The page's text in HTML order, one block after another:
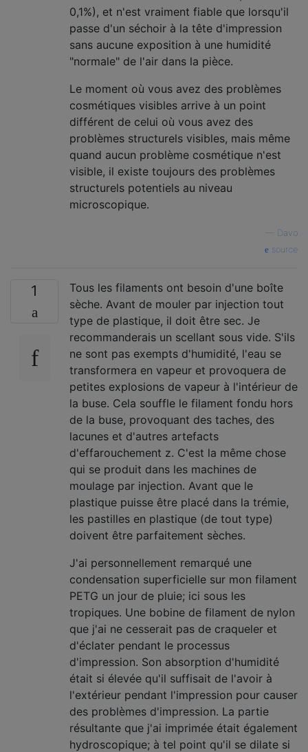
0,1%), et n'est vraiment fiable que lorsqu'il
passe d'un séchoir à la tête d'impression
sans aucune exposition à une humidité
"normale" de l'air dans la pièce.
Le moment où vous avez des problèmes
cosmétiques visibles arrive à un point
différent de celui où vous avez des
problèmes structurels visibles, mais même
quand aucun problème cosmétique n'est
visible, il existe toujours des problèmes
structurels potentiels au niveau
microscopique.
Davo
source
1
Tous les filaments ont besoin d'une boîte
sèche. Avant de mouler par injection tout
type de plastique, il doit être sec. Je
recommanderais un scellant sous vide. S'ils
ne sont pas exempts d'humidité, l'eau se
transformera en vapeur et provoquera de
petites explosions de vapeur à l'intérieur de
la buse. Cela souffle le filament fondu hors
de la buse, provoquant des taches, des
lacunes et d'autres artefacts
d'effarouchement z. C'est la même chose
qui se produit dans les machines de
moulage par injection. Avant que le
plastique puisse être placé dans la trémie,
les pastilles en plastique (de tout type)
doivent être parfaitement sèches.
J'ai personnellement remarqué une
condensation superficielle sur mon filament
PETG un jour de pluie; ici sous les
tropiques. Une bobine de filament de nylon
que j'ai ne cesserait pas de craqueler et
d'éclater pendant le processus
d'impression. Son absorption d'humidité
était si élevée qu'il suffisait de l'avoir à
l'extérieur pendant l'impression pour causer
des problèmes d'impression. La partie
résultante que j'ai imprimée était également
hydroscopique; à tel point qu'il se dilate si